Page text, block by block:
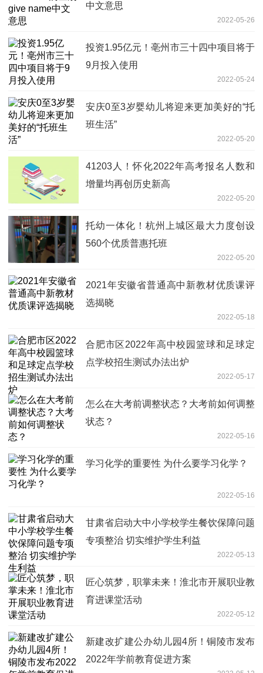
中文意思
2022-05-26
投资1.95亿元！亳州市三十四中项目将于
9月投入使用
2022-05-24
安庆0至3岁婴幼儿将迎来更加美好的“托
班生活”
2022-05-20
41203人！怀化2022年高考报名人数和
增量均再创历史新高
2022-05-20
托幼一体化！杭州上城区最大力度创设
560个优质普惠托班
2022-05-20
2021年安徽省普通高中新教材优质课评
选揭晓
2022-05-18
合肥市区2022年高中校园篮球和足球定
点学校招生测试办法出炉
2022-05-17
怎么在大考前调整状态？大考前如何调整
状态？
2022-05-16
学习化学的重要性 为什么要学习化学？
2022-05-16
甘肃省启动大中小学校学生餐饮保障问题
专项整治 切实维护学生利益
2022-05-13
匠心筑梦，职掌未来！淮北市开展职业教
育进课堂活动
2022-05-12
新建改扩建公办幼儿园4所！铜陵市发布
2022年学前教育促进方案